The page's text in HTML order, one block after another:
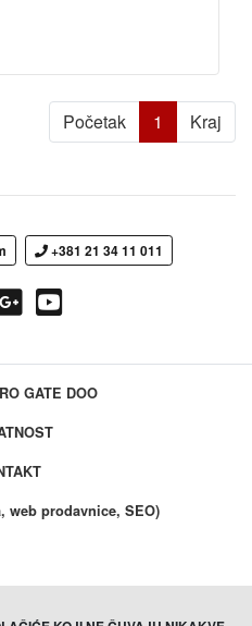
Početak 1 (current)
Kraj
+381 21 34 11 011
GATE DOO
web prodavnice, SEO)